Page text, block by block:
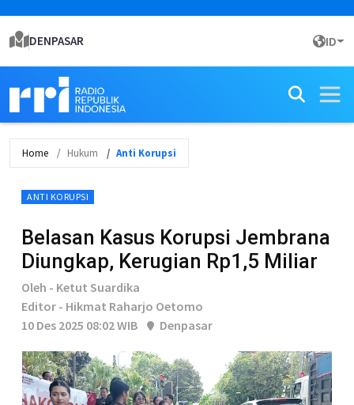
DENPASAR ID
Home Hukum Anti Korupsi
ANTI KORUPSI
Belasan Kasus Korupsi Jembrana
Diungkap, Kerugian Rp1,5 Miliar
Oleh - Ketut Suardika
Editor - Hikmat Raharjo Oetomo
10 Des 2025 08:02 WIB
Denpasar